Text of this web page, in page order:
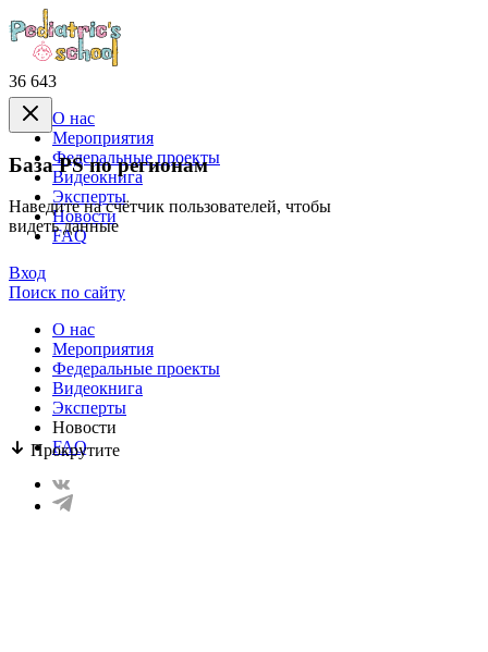
36 643
База PS по регионам
Наведите на счётчик пользователей, чтобы
видеть данные
Прокрутите
О нас
Mероприятия
Федеральные проекты
Видеокнига
Эксперты
Новости
FAQ
Вход
Поиск по сайту
О нас
Mероприятия
Федеральные проекты
Видеокнига
Эксперты
Новости
FAQ